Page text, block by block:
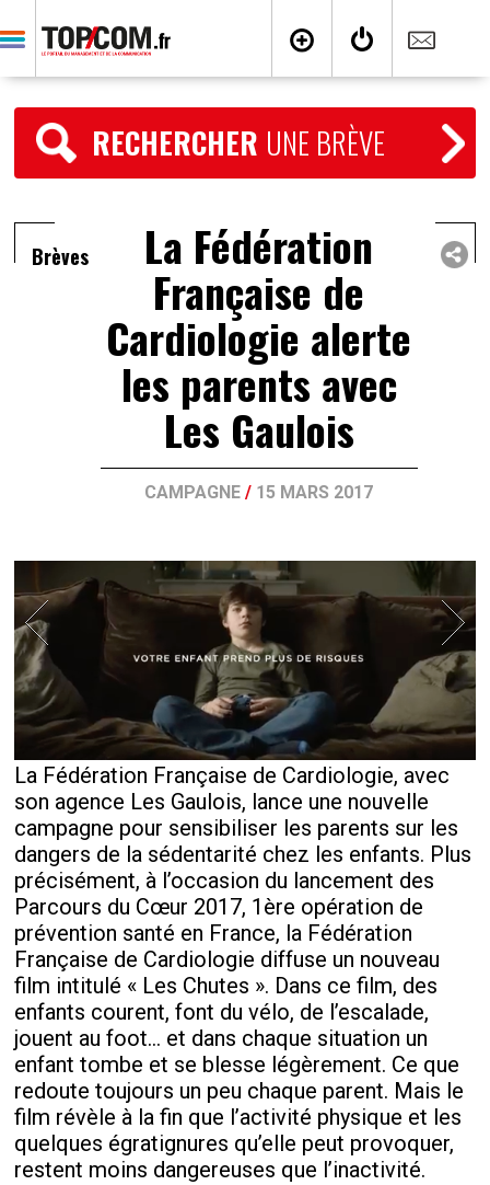
RECHERCHER UNE BRÈVE
Brèves La Fédération
Française de
Cardiologie alerte
les parents avec
Les Gaulois
CAMPAGNE / 15 MARS 2017
La Fédération Française de Cardiologie, avec
son agence Les Gaulois, lance une nouvelle
campagne pour sensibiliser les parents sur les
dangers de la sédentarité chez les enfants. Plus
précisément, à l’occasion du lancement des
Parcours du Cœur 2017, 1 ère opération de
prévention santé en France, la Fédération
Française de Cardiologie diffuse un nouveau
film intitulé « Les Chutes ». Dans ce film, des
enfants courent, font du vélo, de l’escalade,
jouent au foot… et dans chaque situation un
enfant tombe et se blesse légèrement. Ce que
redoute toujours un peu chaque parent. Mais le
film révèle à la fin que l’activité physique et les
quelques égratignures qu’elle peut provoquer,
restent moins dangereuses que l’inactivité.